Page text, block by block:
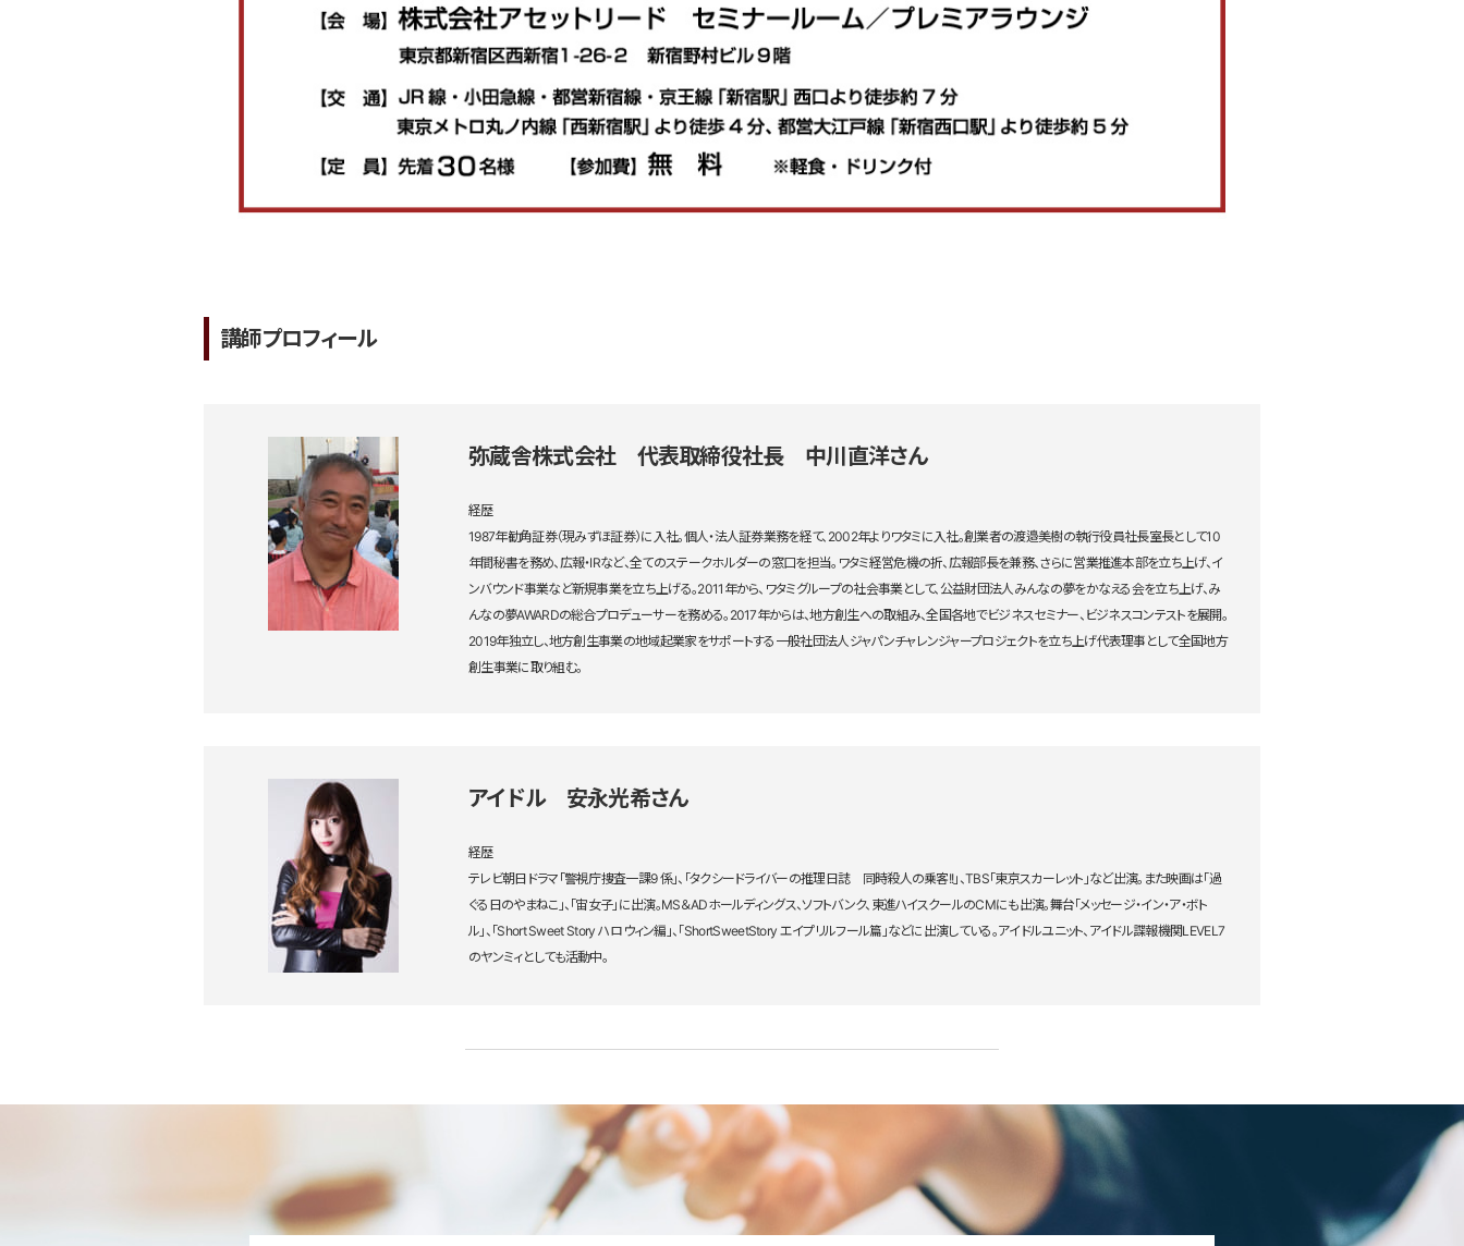
講師プロフィール
弥蔵舎株式会社 代表取締役社長 中川直洋さん
経歴
1987年勧角証券（現みずほ証券）に入社。個人・法人証券業務を経て、2002年よりワタミに入社。創業者の渡邉美樹の執行役員社長室長として10
年間秘書を務め、広報・IRなど、全てのステークホルダーの窓口を担当。ワタミ経営危機の折、広報部長を兼務、さらに営業推進本部を立ち上げ、イ
ンバウンド事業など新規事業を立ち上げる。2011年から、ワタミグループの社会事業として、公益財団法人みんなの夢をかなえる会を立ち上げ、み
んなの夢AWARDの総合プロデューサーを務める。2017年からは、地方創生への取組み、全国各地でビジネスセミナー、ビジネスコンテストを展開。
2019年独立し、地方創生事業の地域起業家をサポートする一般社団法人ジャパンチャレンジャープロジェクトを立ち上げ代表理事として全国地方
創生事業に取り組む。
アイドル 安永光希さん
経歴
テレビ朝日ドラマ「警視庁捜査一課9 係」、「タクシードライバーの推理日誌 同時殺人の乗客!!」、TBS「東京スカーレット」など出演。また映画は「過
ぐる日のやまねこ」、「宙女子」に出演。MS＆ADホールディングス、ソフトバンク、東進ハイスクールのCMにも出演。舞台「メッセージ・イン・ア・ボト
ル」、「Short Sweet Story ハロウィン編」、「ShortSweetStory エイプリルフール篇」などに出演している。アイドルユニット、アイドル諜報機関LEVEL7
のヤンミィとしても活動中。